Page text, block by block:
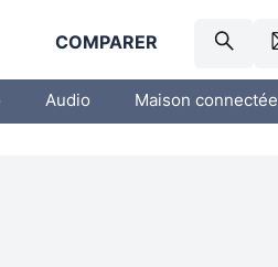
COMPARER
Audio Maison connectée